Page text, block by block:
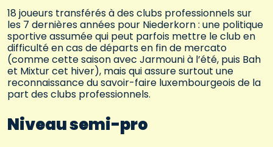
18 joueurs transférés à des clubs professionnels sur
les 7 dernières années pour Niederkorn : une politique
sportive assumée qui peut parfois mettre le club en
difficulté en cas de départs en fin de mercato
(comme cette saison avec Jarmouni à l’été, puis Bah
et Mixtur cet hiver), mais qui assure surtout une
reconnaissance du savoir-faire luxembourgeois de la
part des clubs professionnels.
Niveau semi-pro